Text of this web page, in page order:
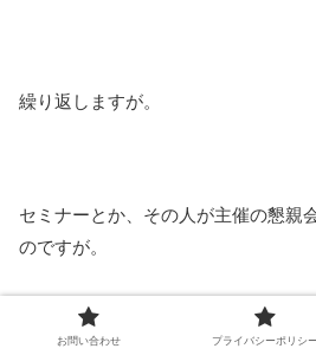
繰り返しますが。
セミナーとか、その人が主催の懇親
のですが。
お問い合わせ プライバシーポリシ